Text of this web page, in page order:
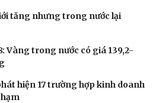
tăng nhưng trong nước lại
Vàng trong nước có giá 139,2-
hiện 17 trường hợp kinh doanh